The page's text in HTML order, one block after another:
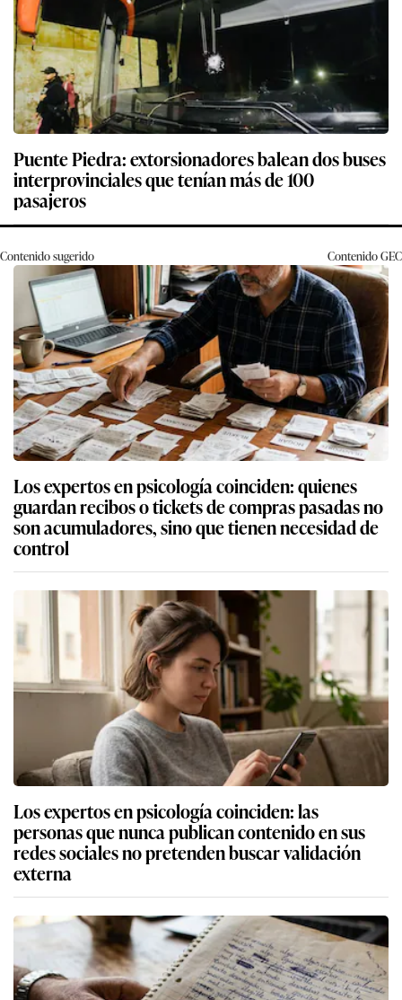
Puente Piedra: extorsionadores balean dos buses
interprovinciales que tenían más de 100
pasajeros
Contenido sugerido ContenidoGEC
Los expertos en psicología coinciden: quienes
guardan recibos o tickets de compras pasadas no
son acumuladores, sino que tienen necesidad de
control
Los expertos en psicología coinciden: las
personas que nunca publican contenido en sus
redes sociales no pretenden buscar validación
externa